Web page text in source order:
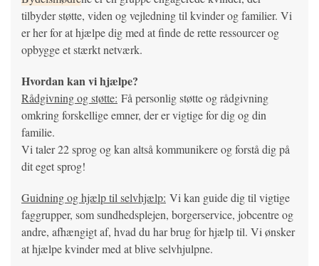
tilbyder støtte, viden og vejledning til kvinder og familier. Vi
er her for at hjælpe dig med at finde de rette ressourcer og
opbygge et stærkt netværk.
Hvordan kan vi hjælpe?
Rådgivning og støtte: Få personlig støtte og rådgivning
omkring forskellige emner, der er vigtige for dig og din
familie.
Vi taler 22 sprog og kan altså kommunikere og forstå dig på
dit eget sprog!
Guidning og hjælp til selvhjælp: Vi kan guide dig til vigtige
faggrupper, som sundhedsplejen, borgerservice, jobcentre og
andre, afhængigt af, hvad du har brug for hjælp til. Vi ønsker
at hjælpe kvinder med at blive selvhjulpne.